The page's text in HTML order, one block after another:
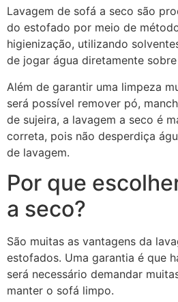
Lavagem de sofá a seco são
do estofado por meio de
higienização, utilizando
de jogar água diretamente
Além de garantir uma limpeza
será possível remover pó,
de sujeira, a lavagem a seco é
correta, pois não desperdiça
de lavagem.
Por que
a seco?
São muitas as vantagens da
estofados. Uma garantia é que
será necessário demandar
manter o sofá limpo.